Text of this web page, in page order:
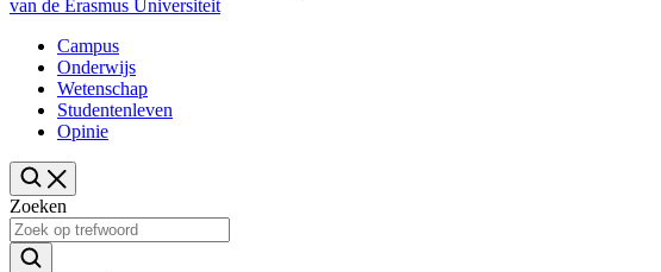
van de Erasmus Universiteit
Campus
Onderwijs
Wetenschap
Studentenleven
Opinie
Zoeken